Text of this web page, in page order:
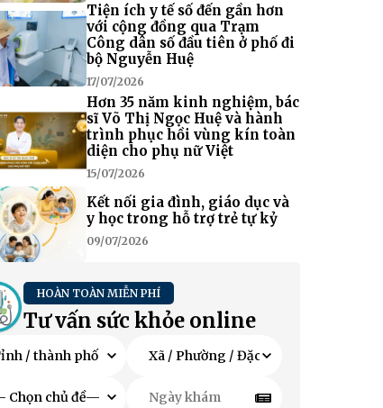
Tiện ích y tế số đến gần hơn
với cộng đồng qua Trạm
Công dân số đầu tiên ở phố đi
bộ Nguyễn Huệ
17/07/2026
Hơn 35 năm kinh nghiệm, bác
sĩ Võ Thị Ngọc Huệ và hành
trình phục hồi vùng kín toàn
diện cho phụ nữ Việt
15/07/2026
Kết nối gia đình, giáo dục và
y học trong hỗ trợ trẻ tự kỷ
09/07/2026
HOÀN TOÀN MIỄN PHÍ
Tư vấn sức khỏe online